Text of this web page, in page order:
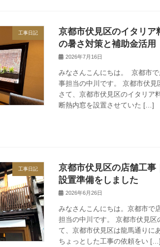
工事日記
京都市伏見区のイタリア
の暑さ対策と補助金活用
2026年7月16日
みなさんこんにちは。 京都市
事担当の中川です。 京都市伏
さて、京都市伏見区のイタリア
断熱内窓を設置させていた […]
工事日記
京都市伏見区の店舗工事
設置準備をしました
2026年6月26日
みなさんこんにちは。京都市で
担当の中川です。 京都市伏見区
て、京都市伏見区は龍馬通りに
ちょっとした工事の依頼をい […]